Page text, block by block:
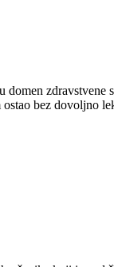
zdravstvene
ostao bez dovoljno